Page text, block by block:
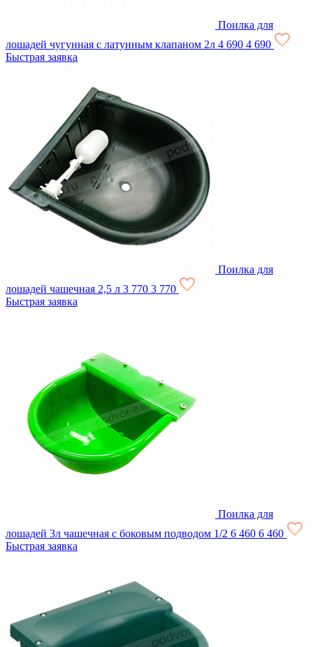
Поилка для
лошадей чугунная с латунным клапаном 2л 4 690 4 690
Быстрая заявка
Поилка для
лошадей чашечная 2,5 л 3 770 3 770
Быстрая заявка
Поилка для
лошадей 3л чашечная с боковым подводом 1/2 6 460 6 460
Быстрая заявка